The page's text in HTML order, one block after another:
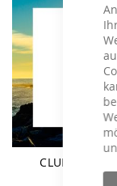
CLUBSTYLE
Marbella